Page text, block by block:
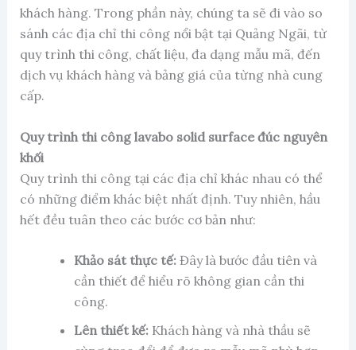
khách hàng. Trong phần này, chúng ta sẽ đi vào so
sánh các địa chỉ thi công nổi bật tại Quảng Ngãi, từ
quy trình thi công, chất liệu, đa dạng mẫu mã, đến
dịch vụ khách hàng và bảng giá của từng nhà cung
cấp.
Quy trình thi công lavabo solid surface đúc nguyên
khối
Quy trình thi công tại các địa chỉ khác nhau có thể
có những điểm khác biệt nhất định. Tuy nhiên, hầu
hết đều tuân theo các bước cơ bản như:
Khảo sát thực tế:Đây là bước đầu tiên và
cần thiết để hiểu rõ không gian cần thi
công.
Lên thiết kế:Khách hàng và nhà thầu sẽ